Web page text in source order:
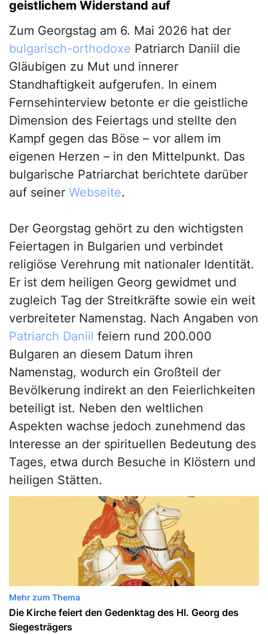
geistlichem Widerstand auf
Zum Georgstag am 6. Mai 2026 hat der
bulgarisch-orthodoxe Patriarch Daniil die
Gläubigen zu Mut und innerer
Standhaftigkeit aufgerufen. In einem
Fernsehinterview betonte er die geistliche
Dimension des Feiertags und stellte den
Kampf gegen das Böse – vor allem im
eigenen Herzen – in den Mittelpunkt. Das
bulgarische Patriarchat berichtete darüber
auf seiner Webseite.
Der Georgstag gehört zu den wichtigsten
Feiertagen in Bulgarien und verbindet
religiöse Verehrung mit nationaler Identität.
Er ist dem heiligen Georg gewidmet und
zugleich Tag der Streitkräfte sowie ein weit
verbreiteter Namenstag. Nach Angaben von
Patriarch Daniil feiern rund 200.000
Bulgaren an diesem Datum ihren
Namenstag, wodurch ein Großteil der
Bevölkerung indirekt an den Feierlichkeiten
beteiligt ist. Neben den weltlichen
Aspekten wachse jedoch zunehmend das
Interesse an der spirituellen Bedeutung des
Tages, etwa durch Besuche in Klöstern und
heiligen Stätten.
Mehr zum Thema
Die Kirche feiert den Gedenktag des Hl. Georg des
Siegesträgers